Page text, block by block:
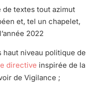
textes tout azimut
et, tel un chapelet,
2022
niveau politique de
directive inspirée de la
de Vigilance ;